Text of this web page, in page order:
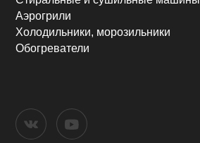
Аэрогрили
Холодильники, морозильники
Обогреватели